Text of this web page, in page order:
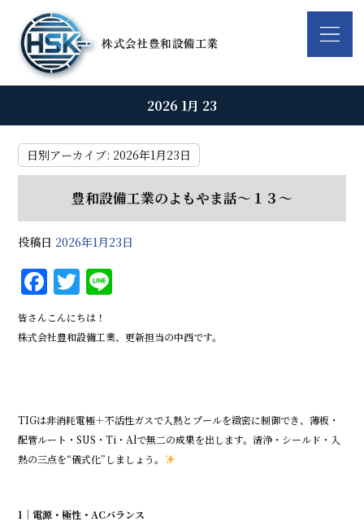
2026 1月 23
日別アーカイブ: 2026年1月23日
豊和設備工業のよもやま話～１３～
投稿日 2026年1月23日
F
a
c
o
o
k
T
w
it e
皆さんこんにちは！
株式会社豊和設備工業、更新担当の中西です。
TIGは非消耗電極＋不活性ガスで入熱とプールを緻密に制御でき、薄板・
配管ルート・SUS・Ti・Alで無二の成果を出します。清浄・シールド・入
熱の三点を“儀式化”しましょう。
1｜電源・極性・ACバランス